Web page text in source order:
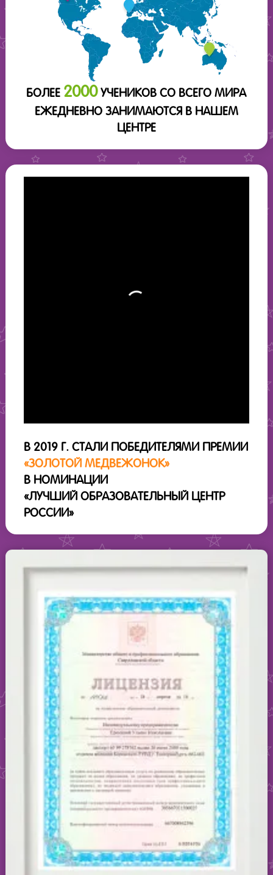
БОЛЕЕ 2000УЧЕНИКОВ СО ВСЕГО МИРА
ЕЖЕДНЕВНО ЗАНИМАЮТСЯ В НАШЕМ
ЦЕНТРЕ
В 2019 Г. СТАЛИ ПОБЕДИТЕЛЯМИ ПРЕМИИ
«ЗОЛОТОЙ МЕДВЕЖОНОК»
В НОМИНАЦИИ
«ЛУЧШИЙ ОБРАЗОВАТЕЛЬНЫЙ ЦЕНТР
РОССИИ»